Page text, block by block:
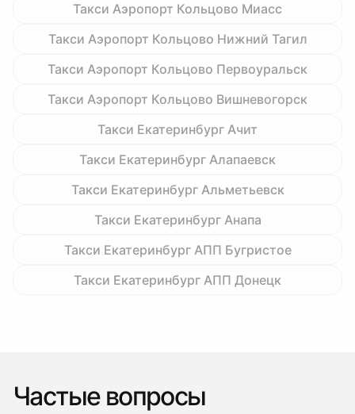
Такси Аэропорт Кольцово Миасс
Такси Аэропорт Кольцово Нижний Тагил
Такси Аэропорт Кольцово Первоуральск
Такси Аэропорт Кольцово Вишневогорск
Такси Екатеринбург Ачит
Такси Екатеринбург Алапаевск
Такси Екатеринбург Альметьевск
Такси Екатеринбург Анапа
Такси Екатеринбург АПП Бугристое
Такси Екатеринбург АПП Донецк
Частые вопросы